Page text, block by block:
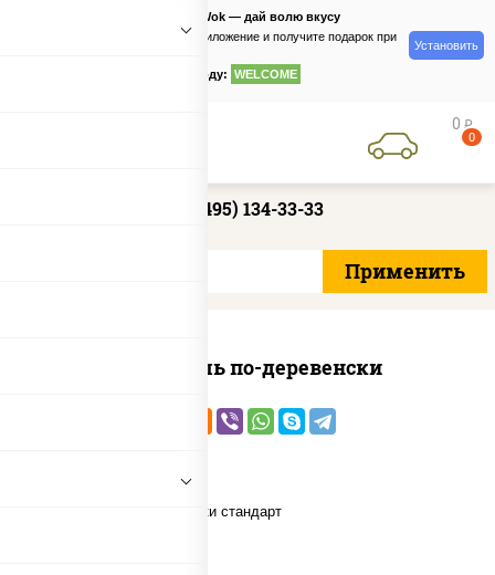
PizzaSushiWok — дай волю вкусу
Скачайте приложение и получите подарок при
по промокоду: WELCOME
Установить
0 руб
0
+7 (495) 134-33-33
Картофель по-деревенски